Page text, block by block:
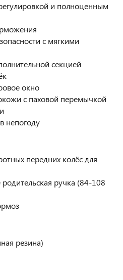
и полноценным
с мягкими
секцией
окно
с паховой перемычкой
непогоду
передних колёс для
ручка (84-108
резина)